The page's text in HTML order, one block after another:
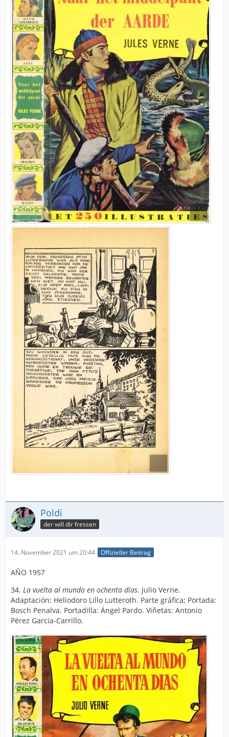
Poldi
der will dir fressen
14. November 2021 um 20:44 Offizieller Beitrag
AÑO 1957
34. La vuelta al mundo en ochenta días. Julio Verne.
Adaptación: Heliodoro Lillo Lutteroth. Parte gráfica; Portada:
Bosch Penalva. Portadilla: Ángel Pardo. Viñetas: Antonio
Pérez García-Carrillo.